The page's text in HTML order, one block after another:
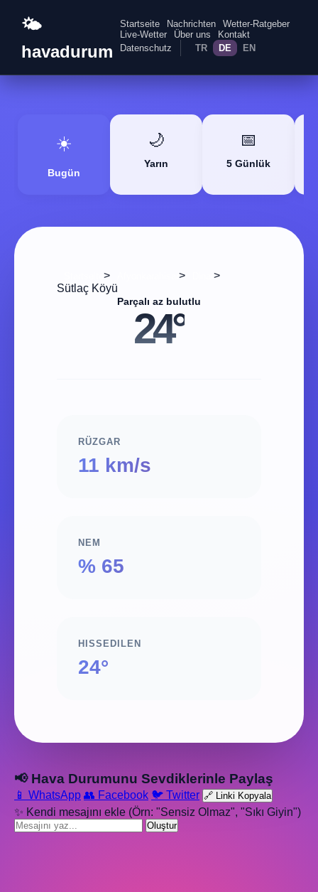
🌤️
havadurum
Startseite Nachrichten
Wetter-Ratgeber
Live-Wetter
Über uns
Kontakt
Datenschutz
TR DE EN
☀️
Bugün
🌙
Yarın
📅
5 Günlük
> >
>
Sütlaç Köyü
Parçalı az bulutlu
24°
RÜZGAR
11 km/s
NEM
% 65
HISSEDILEN
24°
📢 Hava Durumunu Sevdiklerinle Paylaş
📱 WhatsApp 👥 Facebook 🐦 Twitter 🔗 Linki Kopyala
✨ Kendi mesajını ekle (Örn: "Sensiz Olmaz", "Sıkı Giyin")
Oluştur